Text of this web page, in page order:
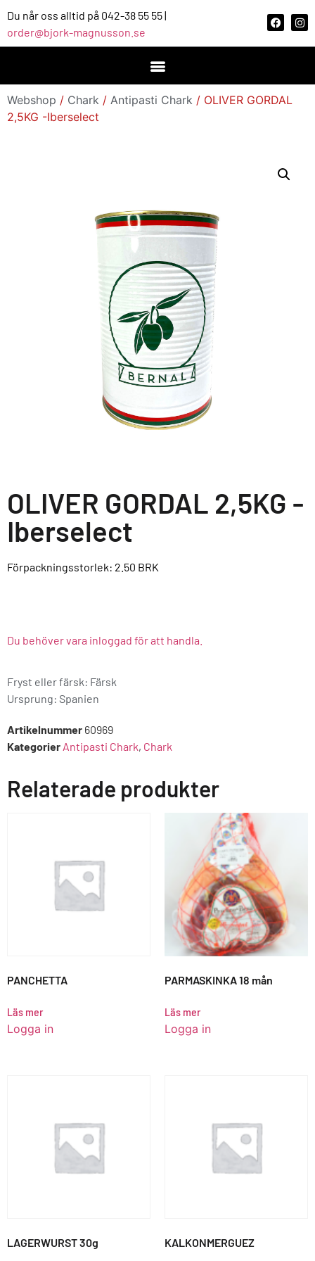
Du når oss alltid på 042-38 55 55 |
order@bjork-magnusson.se
Webshop / Chark / Antipasti Chark / OLIVER GORDAL
2,5KG -Iberselect
OLIVER GORDAL 2,5KG -
Iberselect
Förpackningsstorlek: 2.50 BRK
Du behöver vara inloggad för att handla.
Fryst eller färsk: Färsk
Ursprung: Spanien
Artikelnummer 60969
Kategorier Antipasti Chark, Chark
Relaterade produkter
PANCHETTA
Läs mer
Logga in
PARMASKINKA 18 mån
Läs mer
Logga in
LAGERWURST 30g KALKONMERGUEZ